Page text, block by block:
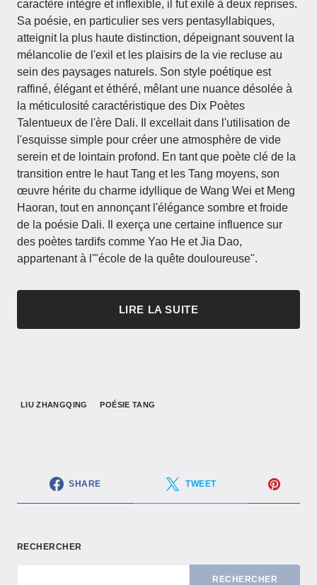
caractère intègre et inflexible, il fut exilé à deux reprises.
Sa poésie, en particulier ses vers pentasyllabiques,
atteignit la plus haute distinction, dépeignant souvent la
mélancolie de l'exil et les plaisirs de la vie recluse au
sein des paysages naturels. Son style poétique est
raffiné, élégant et éthéré, mêlant une nuance désolée à
la méticulosité caractéristique des Dix Poètes
Talentueux de l'ère Dali. Il excellait dans l'utilisation de
l'esquisse simple pour créer une atmosphère de vide
serein et de lointain profond. En tant que poète clé de la
transition entre le haut Tang et les Tang moyens, son
œuvre hérite du charme idyllique de Wang Wei et Meng
Haoran, tout en annonçant l'élégance sombre et froide
de la poésie Dali. Il exerça une certaine influence sur
des poètes tardifs comme Yao He et Jia Dao,
appartenant à l'"école de la quête douloureuse".
LIRE LA SUITE
LIU ZHANGQING POÉSIE TANG
SHARE TWEET
RECHERCHER
RECHERCHER